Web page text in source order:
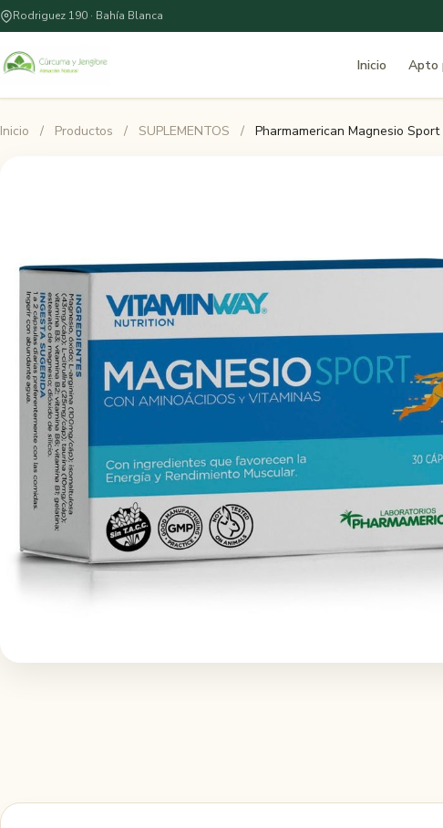
Rodriguez 190 · Bahía Blanca
Inicio Apto
Inicio / Productos / SUPLEMENTOS / Pharmamerican Magnesio Sport